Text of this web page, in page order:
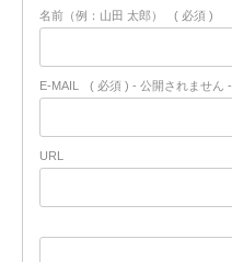
名前（例：山田 太郎） ( 必須 )
E-MAIL ( 必須 ) - 公開されません -
URL